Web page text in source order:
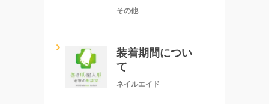
その他
装着期間につい
て
ネイルエイド